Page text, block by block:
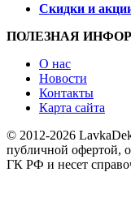
Скидки и
ПОЛЕЗНАЯ
О нас
Новости
Контакты
Карта сайта
© 2012-2026
публичной офертой,
ГК РФ и несет